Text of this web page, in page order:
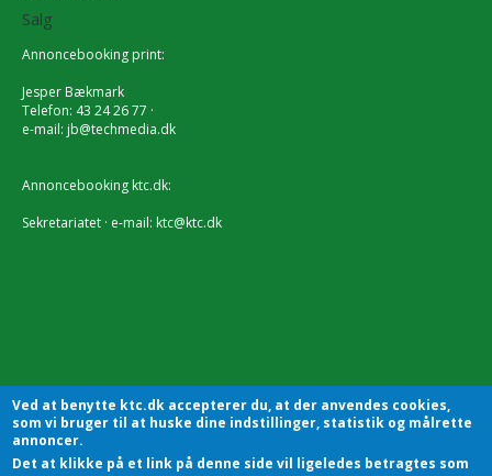
Salg
Annoncebooking print:
Jesper Bækmark
Telefon: 43 24 26 77 ·
e-mail: jb@techmedia.dk
Annoncebooking ktc.dk:
Sekretariatet · e-mail: ktc@ktc.dk
Ved at benytte ktc.dk accepterer du, at der anvendes cookies,
som vi bruger til at huske dine indstillinger, statistik og målrette
annoncer.
Det at klikke på et link på denne side vil ligeledes betragtes som